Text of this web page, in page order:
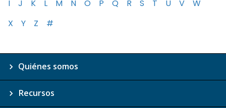
I
J K L M N O P Q R S T U V
W
X
Y Z #
Quiénes somos
Recursos